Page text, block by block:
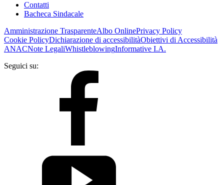
Contatti
Bacheca Sindacale
Amministrazione TrasparenteAlbo OnlinePrivacy Policy
Cookie PolicyDichiarazione di accessibilitàObiettivi di Accessibilità
ANACNote LegaliWhistleblowingInformative I.A.
Seguici su: